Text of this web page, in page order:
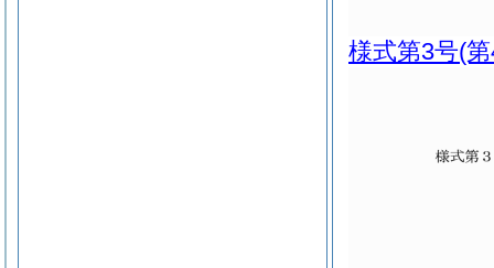
様式第3号(